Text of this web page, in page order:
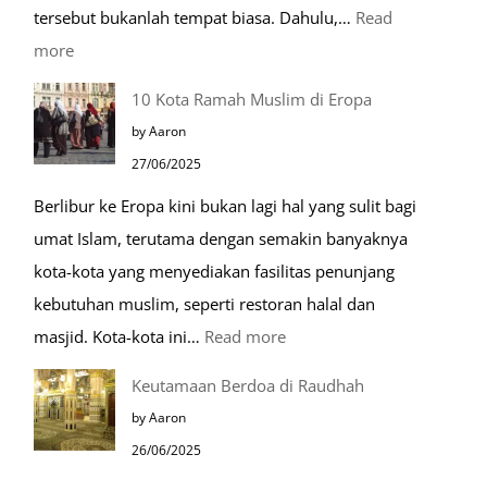
tersebut bukanlah tempat biasa. Dahulu,… Read
more:
Tiga
Makam
Mulia
Masjid
Nabawi
10 Kota Ramah Muslim di Eropa
by Aaron
27/06/2025
Berlibur ke Eropa kini bukan lagi hal yang sulit bagi
umat Islam, terutama dengan semakin banyaknya
kota-kota yang menyediakan fasilitas penunjang
kebutuhan muslim, seperti restoran halal dan
masjid. Kota-kota ini… Read more:
Keutamaan Berdoa di Raudhah
by Aaron
26/06/2025